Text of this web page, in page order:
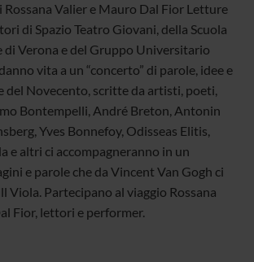
Rossana Valier e Mauro Dal Fior Letture
di Spazio Teatro Giovani, della Scuola
di Verona e del Gruppo Universitario
vita a un “concerto” di parole, idee e
del Novecento, scritte da artisti, poeti,
Bontempelli, André Breton, Antonin
Yves Bonnefoy, Odisseas Elitis,
e altri ci accompagneranno in un
e parole che da Vincent Van Gogh ci
Viola. Partecipano al viaggio Rossana
Fior, lettori e performer.